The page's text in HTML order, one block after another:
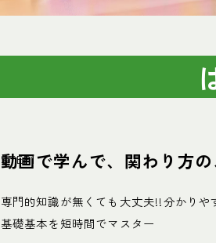
動画で学んで、関わり方
専門的知識が無くても大丈夫!!分かり
基礎基本を短時間でマスター